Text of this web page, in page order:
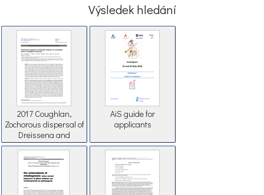
Výsledek hledání
2017 Coughlan,
Zochorous dispersal of
Dreissena and
Corbicula
AiS guide for
applicants